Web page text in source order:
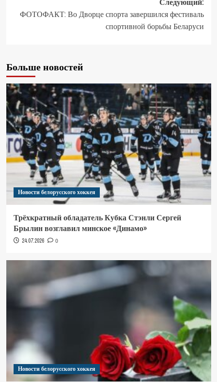
Следующий:
ФОТОФАКТ: Во Дворце спорта завершился фестиваль
спортивной борьбы Беларуси
Больше новостей
Новости белорусского хоккея
Трёхкратный обладатель Кубка Стэнли Сергей
Брылин возглавил минское «Динамо»
24.07.2026 0
Новости белорусского хоккея